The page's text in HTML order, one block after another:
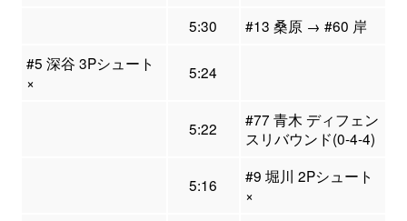
5:30
#13 桑原 → #60 岸
#5 深谷 3Pシュート
×
5:24
5:22
#77 青木 ディフェン
スリバウンド(0-4-4)
5:16
#9 堀川 2Pシュート
×